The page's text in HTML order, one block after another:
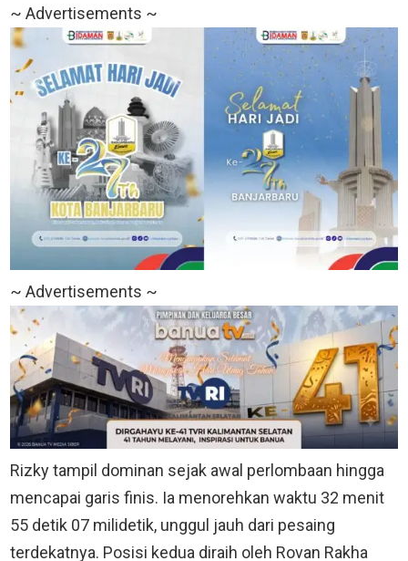
~ Advertisements ~
~ Advertisements ~
Rizky tampil dominan sejak awal perlombaan hingga
mencapai garis finis. Ia menorehkan waktu 32 menit
55 detik 07 milidetik, unggul jauh dari pesaing
terdekatnya. Posisi kedua diraih oleh Rovan Rakha